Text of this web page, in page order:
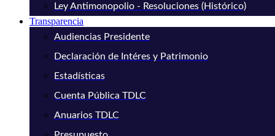
Ley Antimonopolio - Resoluciones (Histórico)
Transparencia
Audiencias Presidente
Declaración de Intéres y Patrimonio
Estadísticas
Cuenta Pública TDLC
Anuarios TDLC